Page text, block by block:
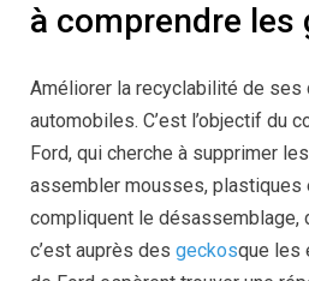
à comprendre les
Améliorer la recyclabilité de ses
automobiles. C’est l’objectif du
Ford, qui cherche à supprimer
assembler mousses, plastiques
compliquent le désassemblage,
c’est auprès des geckosque les